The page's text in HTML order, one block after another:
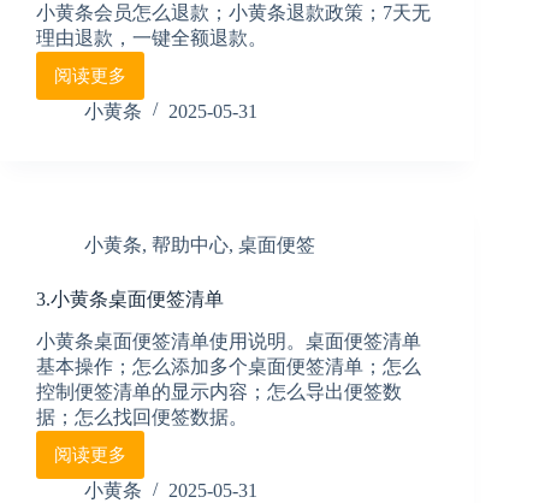
用
说
明
小黄条会员怎么退款；小黄条退款政策；7天无
理由退款，一键全额退款。
阅读更多
小
黄
策
小黄条 2025-05-31
小黄条, 帮助中心, 桌面便签
3.小黄条桌面便签清单
小黄条桌面便签清单使用说明。桌面便签清单
基本操作；怎么添加多个桌面便签清单；怎么
控制便签清单的显示内容；怎么导出便签数
据；怎么找回便签数据。
阅读更多
3.
小
小黄条 2025-05-31